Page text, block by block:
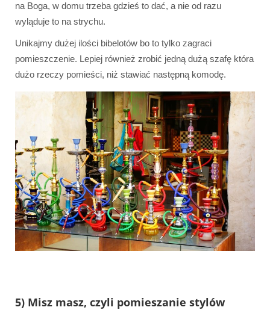
na Boga, w domu trzeba gdzieś to dać, a nie od razu
wyląduje to na strychu.
Unikajmy dużej ilości bibelotów bo to tylko zagraci
pomieszczenie. Lepiej również zrobić jedną dużą szafę która
dużo rzeczy pomieści, niż stawiać następną komodę.
5) Misz masz, czyli pomieszanie stylów